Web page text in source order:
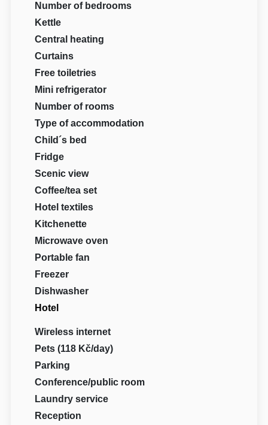
Number of bedrooms
Kettle
Central heating
Curtains
Free toiletries
Mini refrigerator
Number of rooms
Type of accommodation
Child´s bed
Fridge
Scenic view
Coffee/tea set
Hotel textiles
Kitchenette
Microwave oven
Portable fan
Freezer
Dishwasher
Hotel
Wireless internet
Pets (118 Kč/day)
Parking
Conference/public room
Laundry service
Reception